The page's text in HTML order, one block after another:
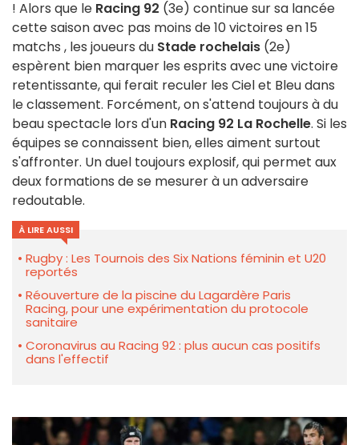
! Alors que le Racing 92 (3e) continue sur sa lancée
cette saison avec pas moins de 10 victoires en 15
matchs , les joueurs du Stade rochelais (2e)
espèrent bien marquer les esprits avec une victoire
retentissante, qui ferait reculer les Ciel et Bleu dans
le classement. Forcément, on s'attend toujours à du
beau spectacle lors d'un Racing 92 La Rochelle. Si les
équipes se connaissent bien, elles aiment surtout
s'affronter. Un duel toujours explosif, qui permet aux
deux formations de se mesurer à un adversaire
redoutable.
À LIRE AUSSI
Rugby : Les Tournois des Six Nations féminin et U20
reportés
Réouverture de la piscine du Lagardère Paris
Racing, pour une expérimentation du protocole
sanitaire
Coronavirus au Racing 92 : plus aucun cas positifs
dans l'effectif